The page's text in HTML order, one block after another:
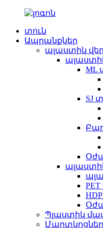
տուն
Ապրանքներ
պլաստիկ
ML
SJ
Պլաստիկ